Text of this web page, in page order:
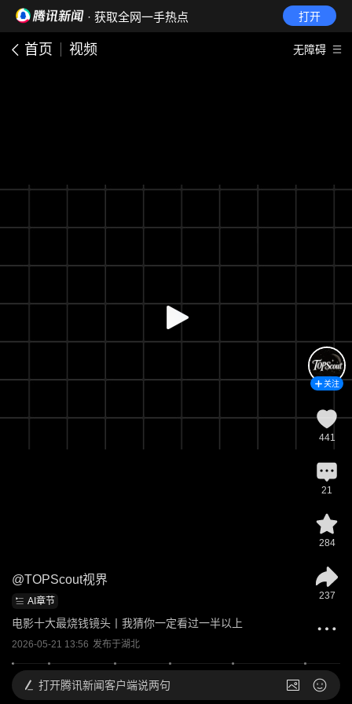
· 获取全网一手热点 打开
首页 视频 无障碍
@TOPScout视界
AI章节
电影十大最烧钱镜头丨我猜你一定看过一半以上
2026-05-21 13:56 发布于湖北
关注
441
21
284
237
打开腾讯新闻客户端说两句